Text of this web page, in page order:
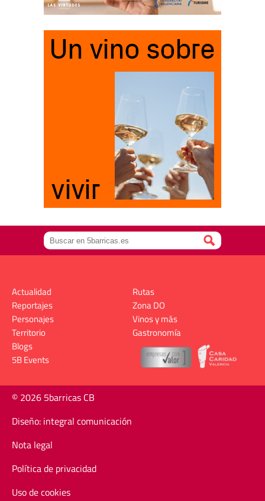
Actualidad
Reportajes
Personajes
Territorio
Rutas
Zona DO
Vinos y más
Gastronomía
Blogs
5B Events
© 2026 5barricas CB
Diseño: integral comunicación
Nota legal
Política de privacidad
Uso de cookies